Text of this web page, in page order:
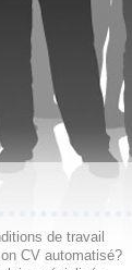
de travail
CV automatisé?